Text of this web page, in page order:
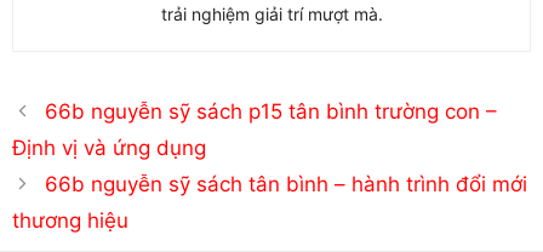
trải nghiệm giải trí mượt mà.
66b nguyễn sỹ sách p15 tân bình trường con –
Định vị và ứng dụng
66b nguyễn sỹ sách tân bình – hành trình đổi mới
thương hiệu